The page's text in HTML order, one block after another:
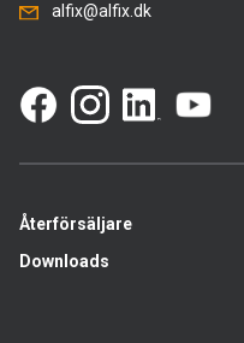
alfix@alfix.dk
Återförsäljare
Downloads